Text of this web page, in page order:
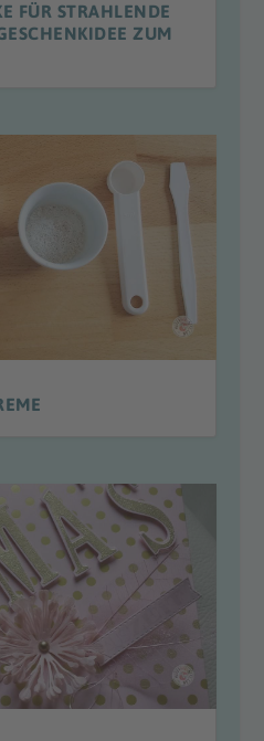
FÜR STRAHLENDE
ZUM